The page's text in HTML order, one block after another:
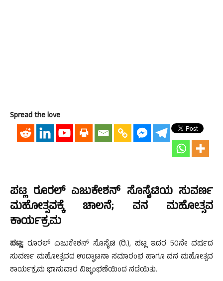
Spread the love
ಪಟ್ಲ ರೂರಲ್ ಎಜುಕೇಶನ್ ಸೊಸೈಟಿಯ ಸುವರ್ಣ
ಮಹೋತ್ಸವಕ್ಕೆ ಚಾಲನೆ; ವನ ಮಹೋತ್ಸವ
ಕಾರ್ಯಕ್ರಮ
ಪಟ್ಲ: ರೂರಲ್ ಎಜುಕೇಶನ್ ಸೊಸೈಟಿ (ರಿ.), ಪಟ್ಲ ಇದರ 50ನೇ ವರ್ಷದ
ಸುವರ್ಣ ಮಹೋತ್ಸವದ ಉದ್ಘಾಟನಾ ಸಮಾರಂಭ ಹಾಗೂ ವನ ಮಹೋತ್ಸವ
ಕಾರ್ಯಕ್ರಮ ಭಾನುವಾರ ವಿಜೃಂಭಣೆಯಿಂದ ನಡೆಯಿತು.